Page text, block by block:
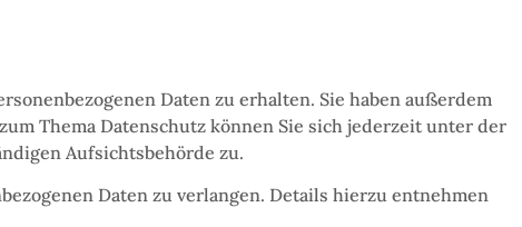
Daten zu erhalten. Sie haben außerdem
Thema Datenschutz können Sie sich jederzeit unter der
Aufsichtsbehörde zu.
Daten zu verlangen. Details hierzu entnehmen